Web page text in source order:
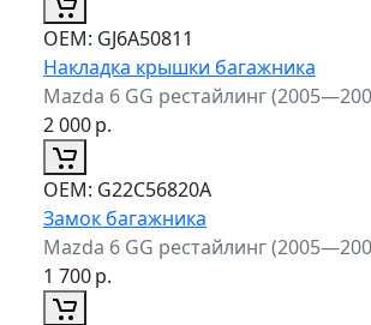
ОЕМ: GJ6A50811
Накладка крышки багажника
Mazda 6 GG рестайлинг
2 000р.
ОЕМ: G22C56820A
Замок багажника
Mazda 6 GG рестайлинг
1 700р.